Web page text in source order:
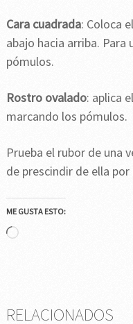
Cara cuadrada: Coloca
abajo hacia arriba.
pómulos.
Rostro ovalado: aplica
marcando los pómulos.
Prueba el rubor de una
de prescindir de ella
ME GUSTA ESTO:
Cargando...
RELACIONADOS